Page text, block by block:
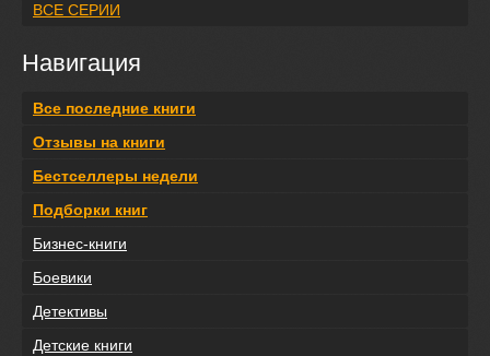
ВСЕ СЕРИИ
Навигация
Все последние книги
Отзывы на книги
Бестселлеры недели
Подборки книг
Бизнес-книги
Боевики
Детективы
Детские книги